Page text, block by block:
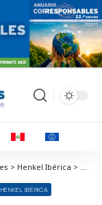
Corresponsables > Organizaciones Corresponsables > Henkel Ibérica > Desde las empresas podemos proporcionar referentes femeninos que puedan convertirse en fuente de inspiración para las mujeres del mañana
HENKEL IBÉRICA